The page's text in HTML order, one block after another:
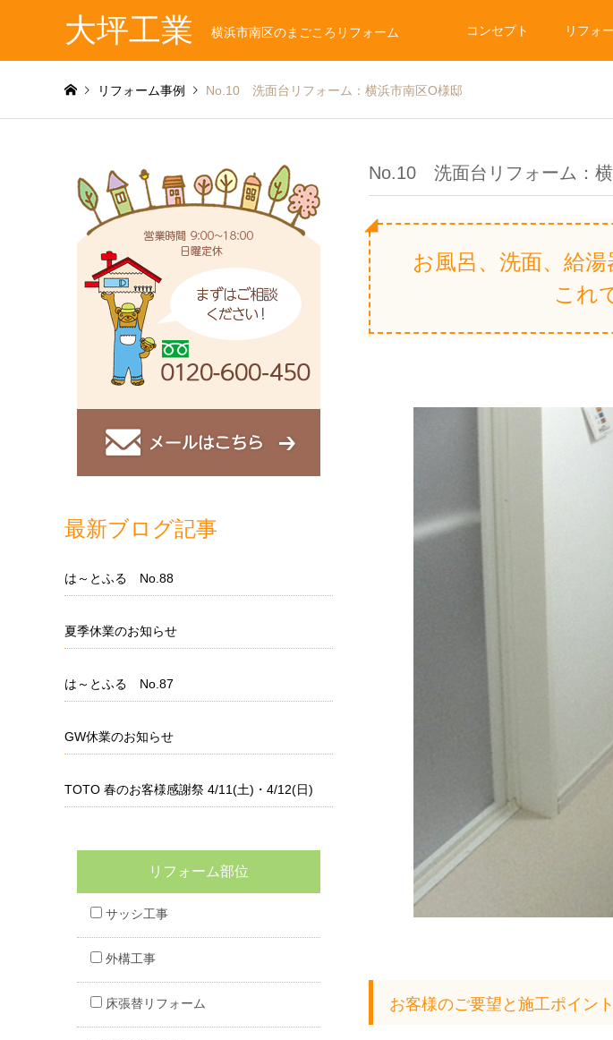
大坪工業 横浜市南区のまごころリフォーム コンセプト リフォ
リフォーム事例 No.10 洗面台リフォーム：横浜市南区O様邸
No.10 洗面台リフォーム：
お風呂、洗面、給
これ
お客様のご要望と施工ポイント
最新ブログ記事
は～とふる No.88
夏季休業のお知らせ
は～とふる No.87
GW休業のお知らせ
TOTO 春のお客様感謝祭 4/11(土)・4/12(日)
リフォーム部位
サッシ工事
外構工事
床張替リフォーム